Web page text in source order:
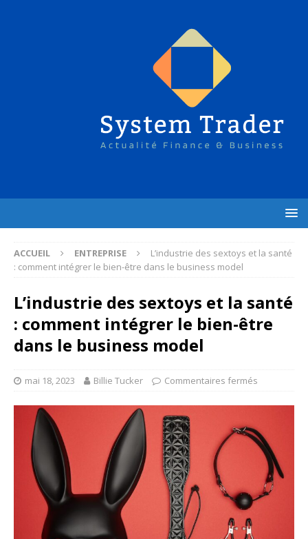
ACCUEIL ENTREPRISE
L’industrie des sextoys et la santé
: comment intégrer le bien-être dans le business model
L’industrie des sextoys et la santé
: comment intégrer le bien-être
dans le business model
mai 18, 2023 Billie Tucker Commentaires fermés